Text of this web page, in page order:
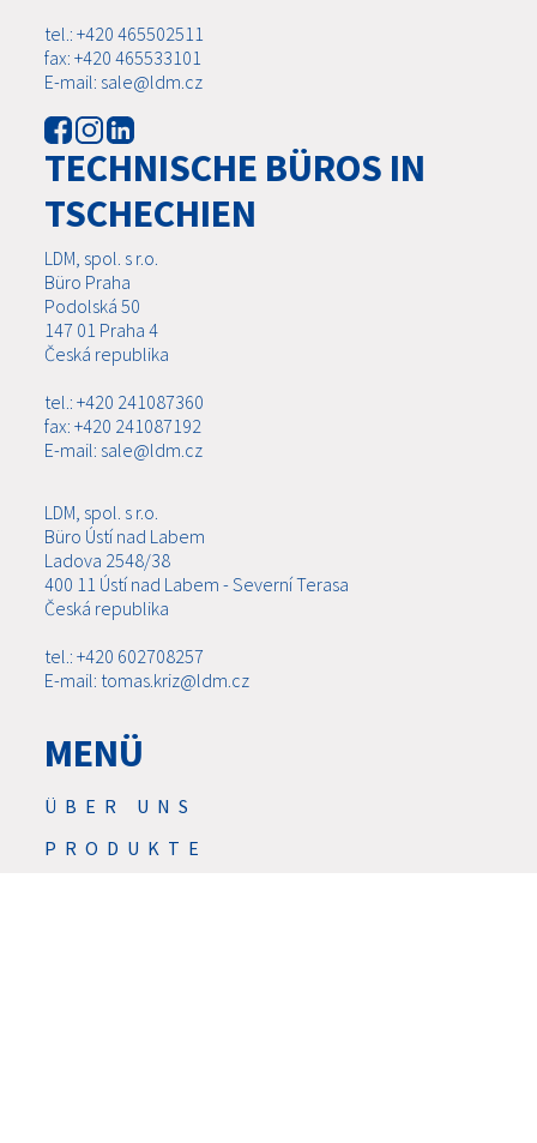
tel.: +420 465502511
fax: +420 465533101
E-mail: sale@ldm.cz
TECHNISCHE BÜROS IN
TSCHECHIEN
LDM, spol. s r.o.
Büro Praha
Podolská 50
147 01 Praha 4
Česká republika
tel.: +420 241087360
fax: +420 241087192
E-mail: sale@ldm.cz
LDM, spol. s r.o.
Büro Ústí nad Labem
Ladova 2548/38
400 11 Ústí nad Labem - Severní Terasa
Česká republika
tel.: +420 602708257
E-mail: tomas.kriz@ldm.cz
MENÜ
ÜBER UNS
PRODUKTE